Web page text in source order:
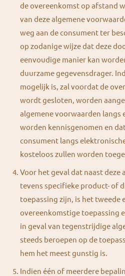
de overeenkomst op afstand
van deze algemene
weg aan de consument ter
op zodanige wijze dat deze
eenvoudige manier kan
duurzame gegevensdrager.
mogelijk is, zal voordat de
wordt gesloten, worden
algemene voorwaarden langs
worden kennisgenomen en
consument langs
kosteloos zullen worden
Voor het geval dat naast deze
tevens specifieke product- of
toepassing zijn, is het tweede
overeenkomstige toepassing
in geval van tegenstrijdige
steeds beroepen op de
hem het meest gunstig is.
Indien één of meerdere